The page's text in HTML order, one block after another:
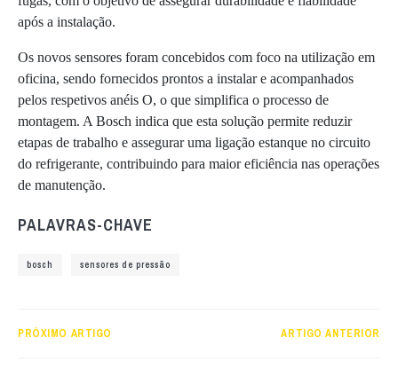
após a instalação.
Os novos sensores foram concebidos com foco na utilização em
oficina, sendo fornecidos prontos a instalar e acompanhados
pelos respetivos anéis O, o que simplifica o processo de
montagem. A Bosch indica que esta solução permite reduzir
etapas de trabalho e assegurar uma ligação estanque no circuito
do refrigerante, contribuindo para maior eficiência nas operações
de manutenção.
PALAVRAS-CHAVE
bosch sensores de pressão
PRÓXIMO ARTIGO ARTIGO ANTERIOR